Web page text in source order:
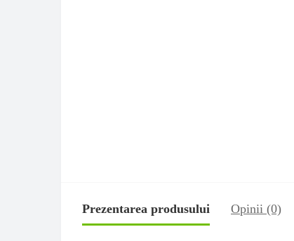
Prezentarea produsului Opinii (0)